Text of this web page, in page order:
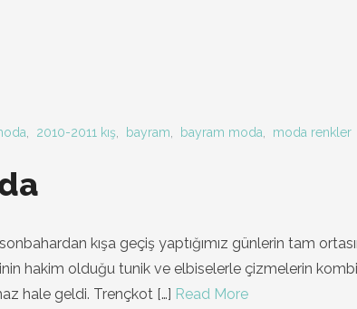
2010-2011 kış bayram bayram moda moda renkler
sonbahardan kışa geçiş yaptığımız günlerin tam
hakim olduğu tunik ve elbiselerle çizmelerin
hale geldi. Trençkot […] Read More